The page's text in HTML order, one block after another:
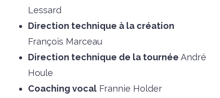
Lessard
Direction technique à la création
François Marceau
Direction technique de la tournée André
Houle
Coaching vocalFrannie Holder